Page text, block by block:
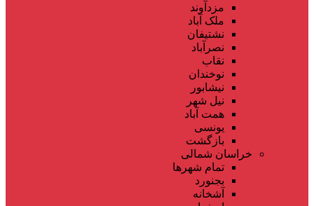
مزدآوند
ملک آباد
نشتیفان
نصرآباد
نقاب
نوخندان
نیشابور
نیل شهر
همت آباد
یونسی
بازگشت
خراسان شمالی
تمام شهر‌ها
بجنورد
آشخانه